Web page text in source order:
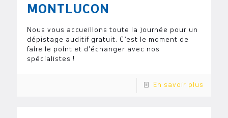
MONTLUCON
Nous vous accueillons toute la journée pour un
dépistage auditif gratuit. C’est le moment de
faire le point et d’échanger avec nos
spécialistes !
En savoir plus